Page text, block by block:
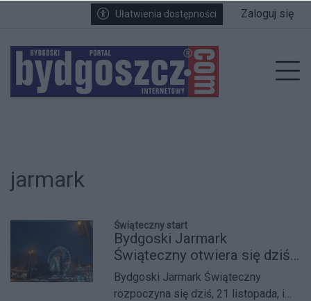
Przejdź do głównych treści
Przejdź do wyszukiwarki
Przejdź do głównego menuUłatwienia dostępności Zaloguj się
jarmark
Świąteczny start
Bydgoski Jarmark
Świąteczny otwiera się dziś
— program otwarcia i
atrakcje na Starym Rynku
Bydgoski Jarmark Świąteczny
rozpoczyna się dziś, 21 listopada, i